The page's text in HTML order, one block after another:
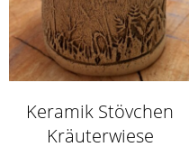
Keramik Stövchen
Kräuterwiese